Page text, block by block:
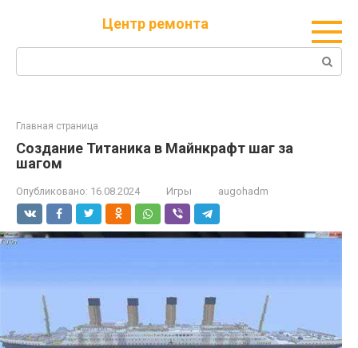
Центр ремонта
Поиск:
Главная страница
Создание Титаника в Майнкрафт шаг за
шагом
Опубликовано: 16.08.2024 Игры augohadm